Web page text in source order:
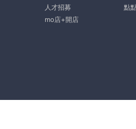
人才招募
mo店+開店
點